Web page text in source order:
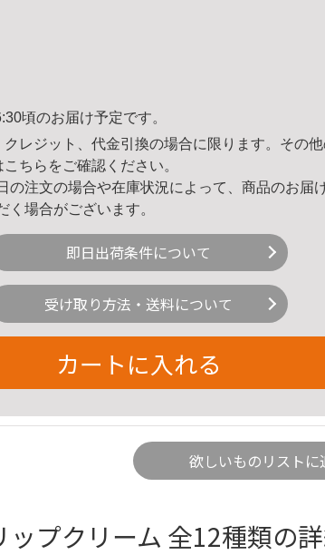
頃のお届け予定です。
クレジット、代金引換の場合に限ります。その
こちら をご確認ください。
の注文の場合や在庫状況によって、商品のお届
く場合がございます。
即日出荷条件について
受け取り方法・送料について
カートに入れる
欲しいものリストに
プクリーム 全12種類の